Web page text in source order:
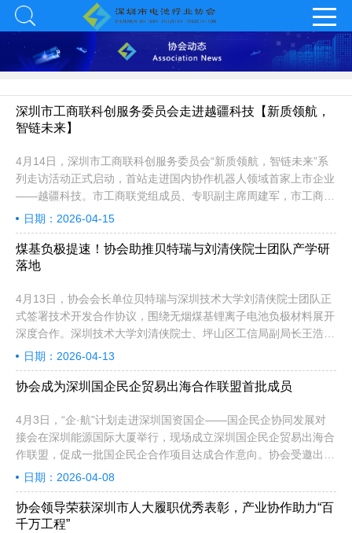
深圳市工商联科创服务委员会走进越疆科技【新质领航，
智链未来】
4月14日，深圳市工商联科创服务委员会“新质领航，智链未来”系
列走访活动正式启动，首站走进国内协作机器人领域首家上市企业
——越疆科技。市工商联党组成员、专职副主席周建军，市工商联
副主席、科创服务委员会主席、深圳市科达利实业股份有限公司总
裁励建炬，协会秘书长李小祎以及20多家电池产业链企业代表参加
活动，共探智能时代技术演进与产业融合新机遇。
日期：2026-04-15
煤基负极提速！协会助推贝特瑞与刘清侠院士团队产学研
落地
4月13日，协会会长单位贝特瑞与深圳技术大学刘清侠院士团队正
式签署技术开发合作协议，围绕无烟煤基锂离子电池负极材料展开
深度合作。深圳技术大学刘清侠院士、坪山区工信局副局长王浩、
坪山区发改局政府投资建设项目评审中心主任韦泽瑞、贝特瑞集团
中央研究院李子坤院长、协会秘书长李小祎等出席签约仪式。
日期：2026-04-13
协会成为深圳国企民企贸易出海合作联盟首批成员
4月3日，“企·航”计划走进深圳国资国企——国企民企协同发展对
接会在深圳能源国际大厦举行，现场成立深圳国企民企贸易出海合
作联盟，促成一批国企民企合作项目达成合作意向。协会受邀出席
会议并成为首批国企民企贸易出海合作联盟单位成员之一。
日期：2026-04-08
协会领导荣获深圳市人大履职优秀表彰，产业协作助力“百
千万工程”